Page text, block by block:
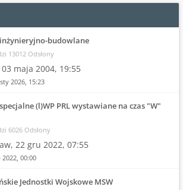
budowlane
13012 Odsłony
03 maja 2004, 19:55
2026, 15:23
(l)WP PRL wystawiane na czas "W"
6026 Odsłony
22 gru 2022, 07:55
00:00
Jednostki Wojskowe MSW